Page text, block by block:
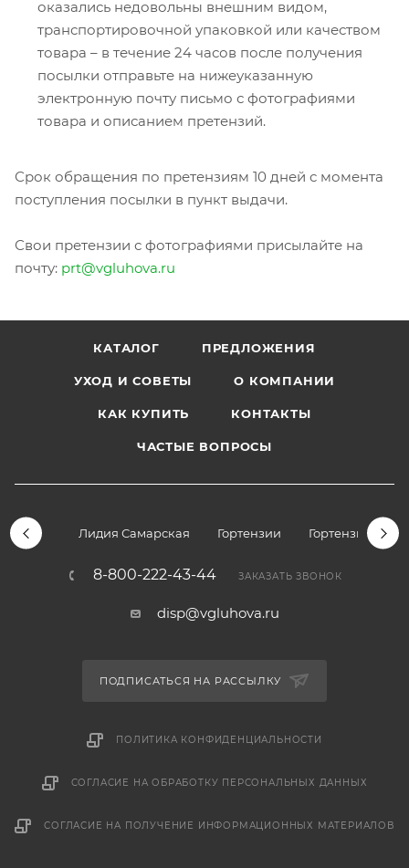
оказались недовольны внешним видом,
транспортировочной упаковкой или качеством
товара – в течение 24 часов после получения
посылки отправьте на нижеуказанную
электронную почту письмо с фотографиями
товара и описанием претензий.
Срок обращения по претензиям 10 дней с момента
поступления посылки в пункт выдачи.
Свои претензии с фотографиями присылайте на
почту: prt@vgluhova.ru
КАТАЛОГ ПРЕДЛОЖЕНИЯ
УХОД И СОВЕТЫ О КОМПАНИИ
КАК КУПИТЬ КОНТАКТЫ
ЧАСТЫЕ ВОПРОСЫ
Лидия Самарская Гортензии Гортензии
8-800-222-43-44 ЗАКАЗАТЬ ЗВОНОК
disp@vgluhova.ru
ПОДПИСАТЬСЯ НА РАССЫЛКУ
ПОЛИТИКА КОНФИДЕНЦИАЛЬНОСТИ
СОГЛАСИЕ НА ОБРАБОТКУ ПЕРСОНАЛЬНЫХ ДАННЫХ
СОГЛАСИЕ НА ПОЛУЧЕНИЕ ИНФОРМАЦИОННЫХ МАТЕРИАЛОВ